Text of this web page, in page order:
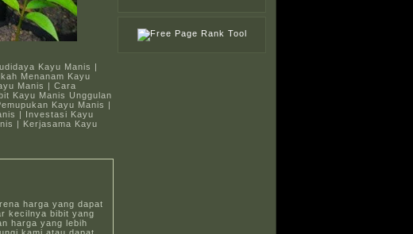
Kayu Manis |
Menanam Kayu
Manis | Cara
Kayu Manis Unggulan
Kayu Manis |
| Investasi Kayu
| Kerjasama Kayu
harga yang dapat
kecilnya bibit yang
harga yang lebih